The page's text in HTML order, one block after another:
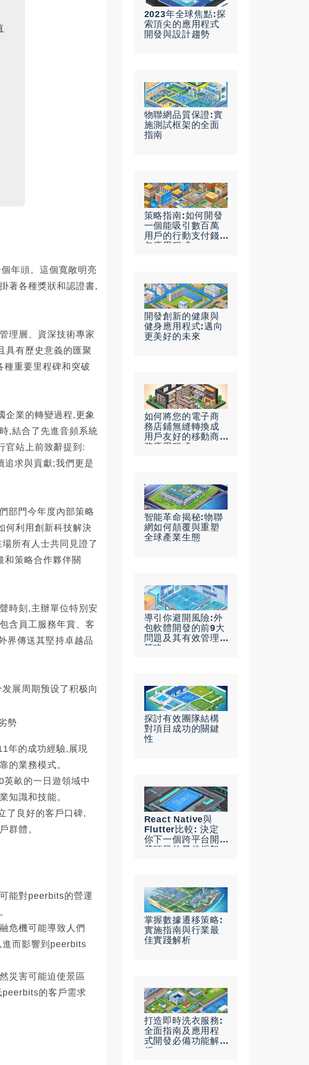
年頭。這個寬敞明亮
著各種獎狀和認證書,
理層、資深技術專家
具有歷史意義的匯聚
重要里程碑和突破
企業的轉變過程,更象
,結合了先進音頻系統
官站上前致辭提到:
追求與貢獻;我們更是
部門今年度內部策略
何利用創新科技解決
所有人士共同見證了
策略合作夥伴關
時刻,主辦單位特別安
含員工服務年賞、客
界傳送其堅持卓越品
展周期预设了积极向
勢
年的成功經驗,展現
的業務模式。
畝的一日遊領域中
知識和技能。
了良好的客戶口碑,
群體。
能對peerbits的營運
危機可能導致人們
進而影響到peerbits
災害可能迫使景區
peerbits的客戶需求
2023年全球焦點:探
索頂尖的應用程式
開發與設計趨勢
物聯網品質保證:實
施測試框架的全面
指南
策略指南:如何開發
一個能吸引數百萬
用戶的行動支付錢
包應用程式
開發創新的健康與
健身應用程式:邁向
更美好的未來
如何將您的電子商
務店鋪無縫轉換成
用戶友好的移動商
務應用程式
智能革命揭秘:物聯
網如何顛覆與重塑
全球產業生態
導引你避開風險:外
包軟體開發的前9大
問題及其有效管理
策略
探討有效團隊結構
對項目成功的關鍵
性
React Native與
Flutter比較: 決定
你下一個跨平台開
發項目的最佳框架
掌握數據遷移策略:
實施指南與行業最
佳實踐解析
打造即時洗衣服務:
全面指南及應用程
式開發必備功能解
析